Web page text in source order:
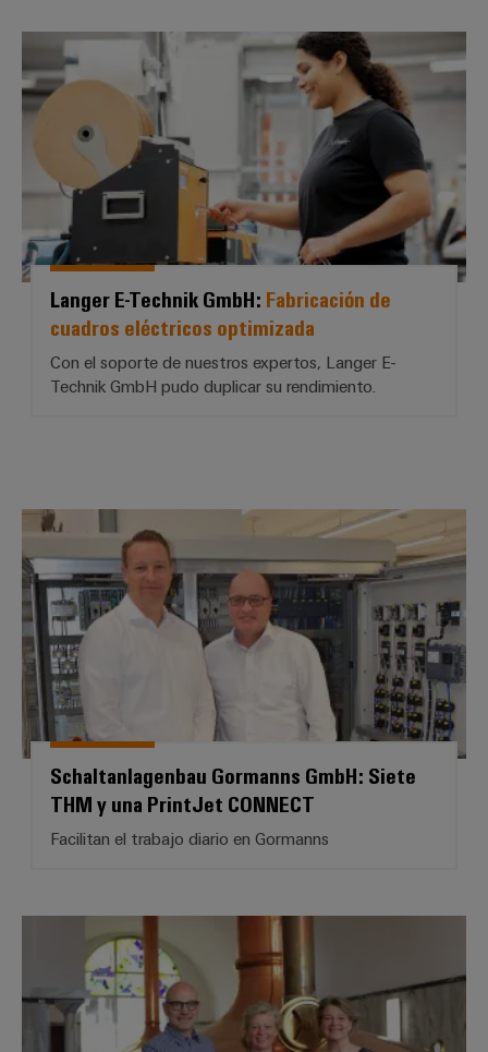
Langer E-Technik GmbH:
Langer E-Technik GmbH: Fabricación de
cuadros eléctricos optimizada
Con el soporte de nuestros expertos, Langer E-
Technik GmbH pudo duplicar su rendimiento.
Schaltanlagenbau Gormanns
Schaltanlagenbau Gormanns GmbH: Siete
THM y una PrintJet CONNECT
Facilitan el trabajo diario en Gormanns
Cervecería privada Strate